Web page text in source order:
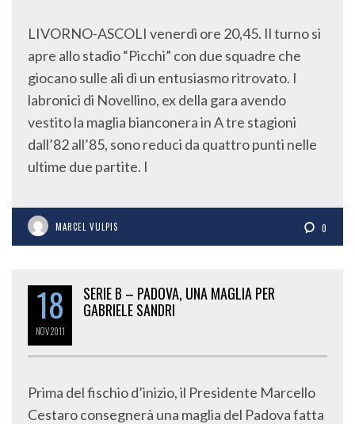
LIVORNO-ASCOLI venerdì ore 20,45. Il turno si
apre allo stadio “Picchi” con due squadre che
giocano sulle ali di un entusiasmo ritrovato. I
labronici di Novellino, ex della gara avendo
vestito la maglia bianconera in A tre stagioni
dall’82 all’85, sono reduci da quattro punti nelle
ultime due partite. I
MARCEL VULPIS 0
18
NOV2011
SERIE B – PADOVA, UNA MAGLIA PER
GABRIELE SANDRI
Prima del fischio d’inizio, il Presidente Marcello
Cestaro consegnerà una maglia del Padova fatta